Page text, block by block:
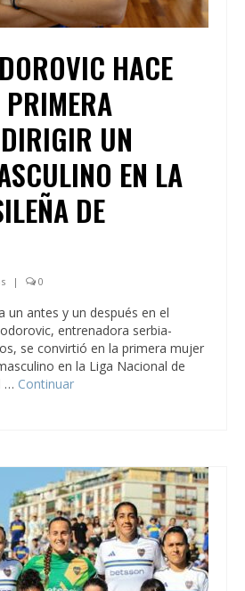
HACE
UN
EN LA
DE
| 0
un antes y un después en el
entrenadora serbia-
se convirtió en la primera mujer
en la Liga Nacional de
… Continuar